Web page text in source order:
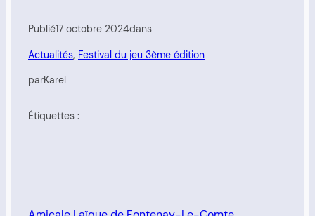
Publié17 octobre 2024dans
Actualités, Festival du jeu 3ème édition
parKarel
Étiquettes :